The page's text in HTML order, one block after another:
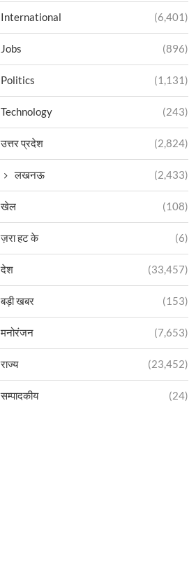
International (6,401)
Jobs (896)
Politics (1,131)
Technology (243)
उत्तर प्रदेश (2,824)
लखनऊ (2,433)
खेल (108)
ज़रा हट के (6)
देश (33,457)
बड़ी खबर (153)
मनोरंजन (7,653)
राज्य (23,452)
सम्पादकीय (24)